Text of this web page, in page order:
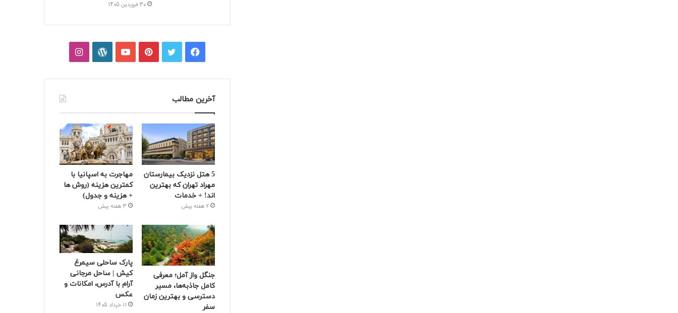
30 فروردین 1405
فیسبوکتوییترپینتریستیوتیوبوردپرساینستاگرام
آخرین مطالب
5 هتل نزدیک بیمارستان
مهراد تهران که بهترین‌
اند! + خدمات
2 هفته پیش
مهاجرت به اسپانیا با
کمترین هزینه (روش ها
+ هزینه و جدول)
3 هفته پیش
جنگل واز آمل؛ معرفی
کامل جاذبه‌ها، مسیر
دسترسی و بهترین زمان
سفر
پارک ساحلی سیمرغ
کیش | ساحل مرجانی
آرام با آدرس، امکانات و
عکس
11 خرداد 1405